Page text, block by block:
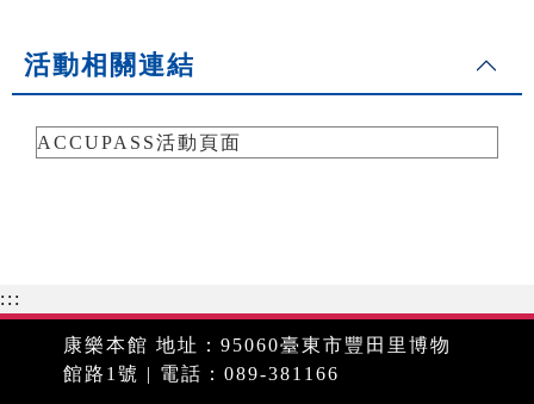
活動相關連結
ACCUPASS活動頁面
:::
康樂本館 地址：95060臺東市豐田里博物
館路1號 | 電話：089-381166